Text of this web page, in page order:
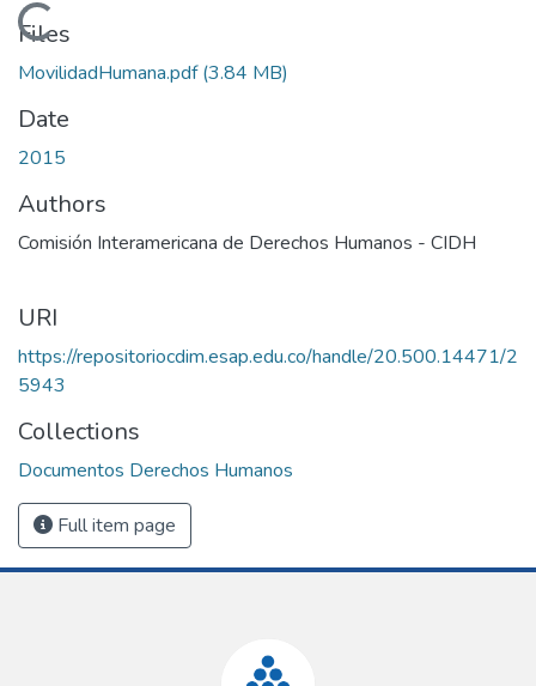
Loading...
Files
MovilidadHumana.pdf(3.84 MB)
Date
2015
Authors
Comisión Interamericana de Derechos Humanos - CIDH
URI
https://repositoriocdim.esap.edu.co/handle/20.500.14471/2
5943
Collections
Documentos Derechos Humanos
Full item page